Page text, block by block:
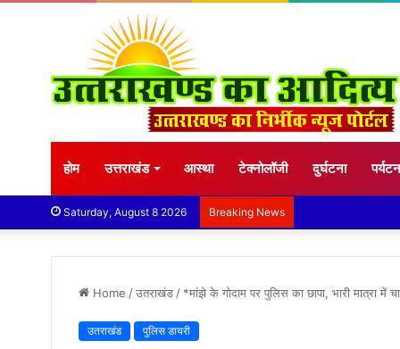
होम उत्तराखंड आस्था टेक्नोलॉजी दुर्घटना पर्यटन
Saturday, August 8 2026 Breaking News
Home /उतराखंड / *मांझे के गोदाम पर पुलिस का छापा, भारी मात्रा में
उतराखंड पुलिस डायरी